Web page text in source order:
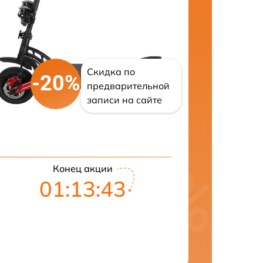
-20%
Скидка по
предварительной
записи на сайте
Конец акции
01:13:42